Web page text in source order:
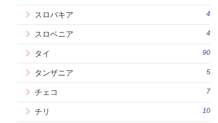
スロバキア 4
スロベニア 4
タイ 90
タンザニア 5
チェコ 7
チリ 10